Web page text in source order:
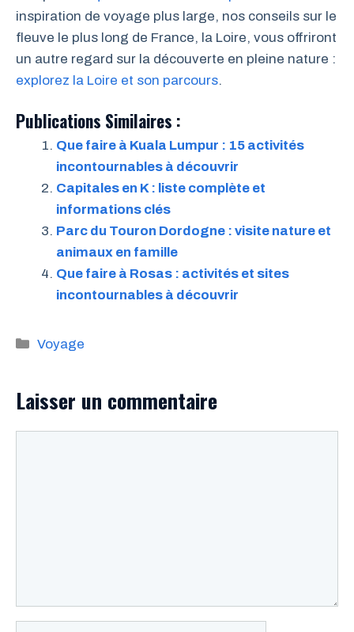
inspiration de voyage plus large, nos conseils sur le
fleuve le plus long de France, la Loire, vous offriront
un autre regard sur la découverte en pleine nature :
explorez la Loire et son parcours.
Publications Similaires :
Que faire à Kuala Lumpur : 15 activités
incontournables à découvrir
Capitales en K : liste complète et
informations clés
Parc du Touron Dordogne : visite nature et
animaux en famille
Que faire à Rosas : activités et sites
incontournables à découvrir
Catégories
Voyage
Laisser un commentaire